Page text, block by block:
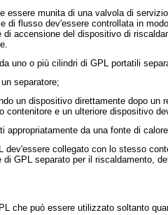
munita di una valvola di
flusso dev'essere controllata in
accensione del dispositivo di
uno o più cilindri di GPL portatili
separatore;
un dispositivo direttamente dopo un
e un ulteriore dispositivo
da una fonte di
collegato con lo stesso
GPL separato per il riscaldamento,
può essere utilizzato soltanto